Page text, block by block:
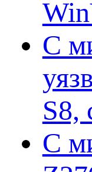
С
S8,
С